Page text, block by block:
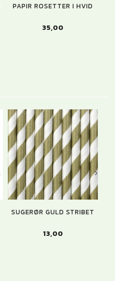
PAPIR ROSETTER I HVID
35,00
SUGERØR GULD STRIBET
13,00